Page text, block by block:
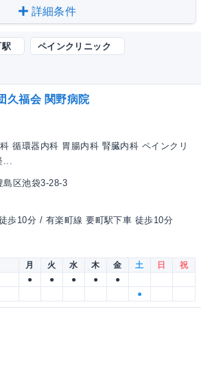
詳細条件
駅 ペインクリニック
久福会 関野病院
循環器内科 胃腸内科 腎臓内科 ペインクリ
島区池袋3-28-3
歩10分 / 有楽町線 要町駅下車 徒歩10分
月 火 水 木 金 土 日
祝
● ● ● ●
●
●